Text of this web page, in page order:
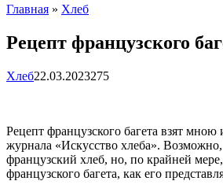
Главная » Хлеб
Рецепт французского
Хлеб22.03.2023275
Рецепт французского багета взят мною
журнала «Искусство хлеба».
французский хлеб, но, по крайней
французского багета, как его